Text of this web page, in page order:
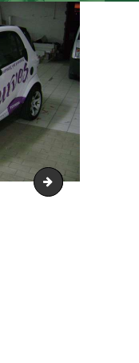
DSC03739-min